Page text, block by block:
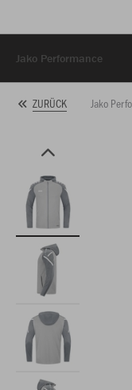
Jako Performance
ZURÜCK Jako